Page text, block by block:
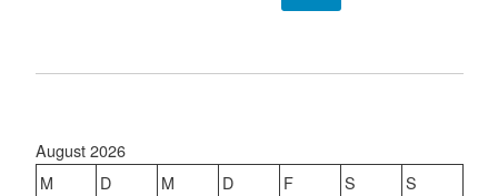
August 2026
M
D M D F S
S